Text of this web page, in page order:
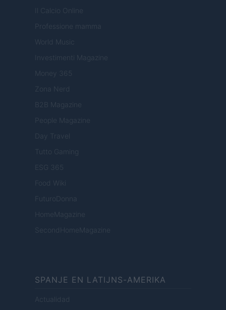
Il Calcio Online
Professione mamma
World Music
Investimenti Magazine
Money 365
Zona Nerd
B2B Magazine
People Magazine
Day Travel
Tutto Gaming
ESG 365
Food Wiki
FuturoDonna
HomeMagazine
SecondHomeMagazine
SPANJE EN LATIJNS-AMERIKA
Actualidad